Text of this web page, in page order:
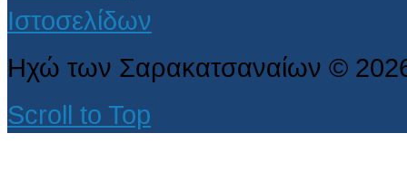
Ηχώ των Σαρακατσαναίων ©
Scroll to Top